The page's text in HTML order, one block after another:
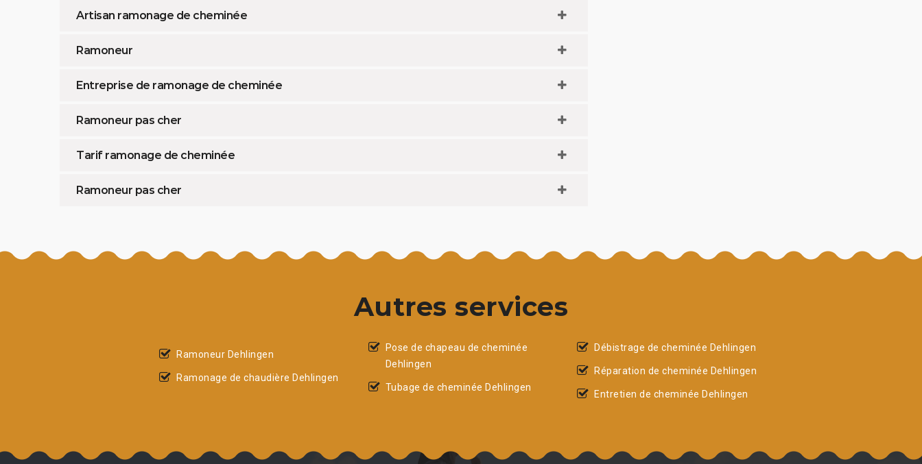
Artisan ramonage de cheminée
Ramoneur
Entreprise de ramonage de cheminée
Ramoneur pas cher
Tarif ramonage de cheminée
Ramoneur pas cher
Autres services
Ramoneur Dehlingen
Ramonage de chaudière Dehlingen
Pose de chapeau de cheminée
Dehlingen
Tubage de cheminée Dehlingen
Débistrage de cheminée Dehlingen
Réparation de cheminée Dehlingen
Entretien de cheminée Dehlingen